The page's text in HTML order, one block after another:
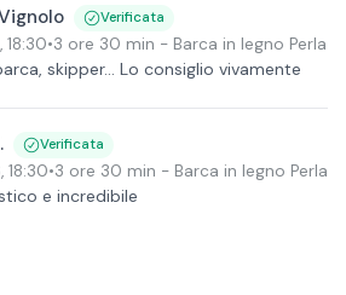
Verificata
, 18:30•3 ore 30 min - Barca in legno Perla
skipper... Lo consiglio vivamente
Verificata
, 18:30•3 ore 30 min - Barca in legno Perla
e incredibile